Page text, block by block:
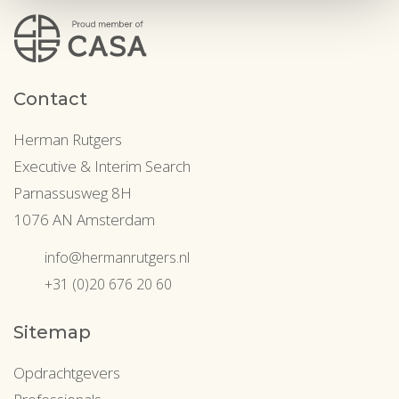
Contact
Herman Rutgers
Executive & Interim Search
Parnassusweg 8H
1076 AN Amsterdam
info@hermanrutgers.nl
+31 (0)20 676 20 60
Sitemap
Opdrachtgevers